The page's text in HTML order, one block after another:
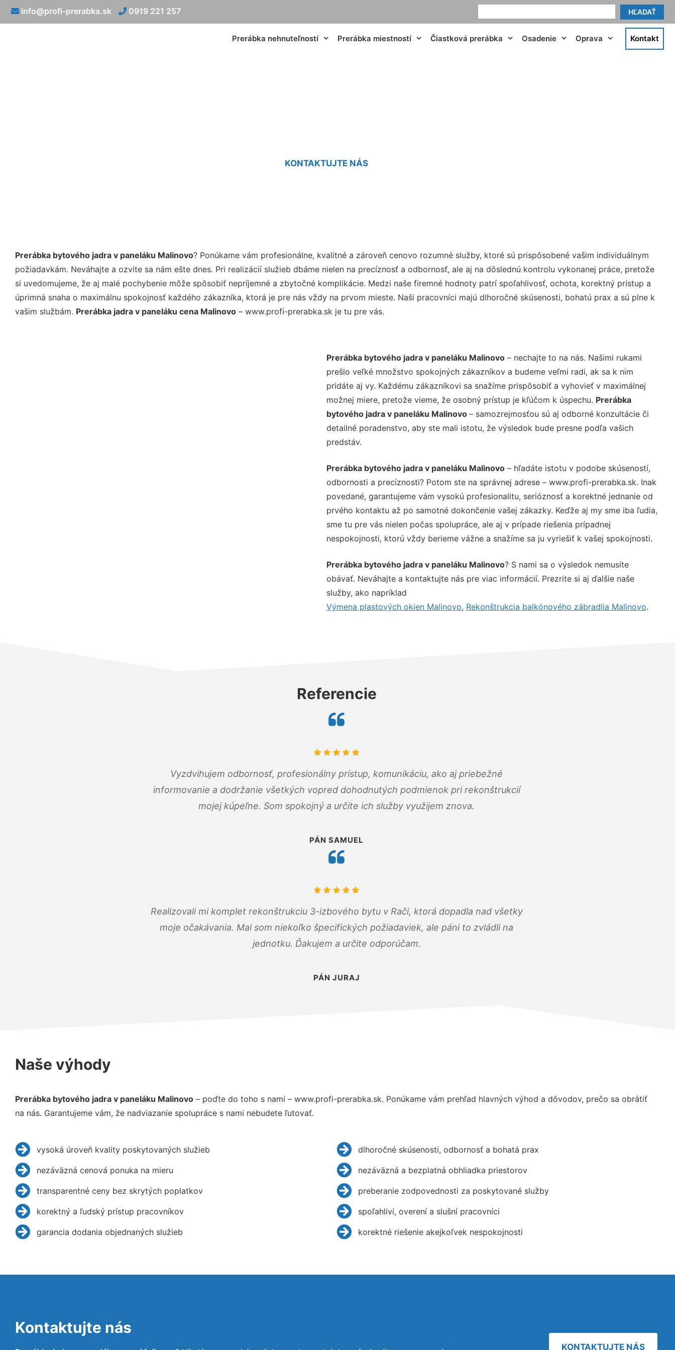
HĽADAŤ
info@profi-prerabka.sk 0919 221 257
Prerábka nehnuteľností Prerábka miestností Čiastková prerábka Osadenie Oprava Kontakt
KONTAKTUJTE NÁS
Prerábka bytového jadra v paneláku Malinovo? Ponúkame vám profesionálne, kvalitné a zároveň cenovo rozumné služby, ktoré sú prispôsobené vašim individuálnym
požiadavkám. Neváhajte a ozvite sa nám ešte dnes. Pri realizácií služieb dbáme nielen na precíznosť a odbornosť, ale aj na dôslednú kontrolu vykonanej práce, pretože
si uvedomujeme, že aj malé pochybenie môže spôsobiť nepríjemné a zbytočné komplikácie. Medzi naše firemné hodnoty patrí spoľahlivosť, ochota, korektný prístup a
úprimná snaha o maximálnu spokojnosť každého zákazníka, ktorá je pre nás vždy na prvom mieste. Naši pracovníci majú dlhoročné skúsenosti, bohatú prax a sú plne k
vašim službám. Prerábka jadra v paneláku cena Malinovo – www.profi-prerabka.sk je tu pre vás.
Prerábka bytového jadra v paneláku Malinovo– nechajte to na nás. Našimi rukami
prešlo veľké množstvo spokojných zákazníkov a budeme veľmi radi, ak sa k nim
pridáte aj vy. Každému zákazníkovi sa snažíme prispôsobiť a vyhovieť v maximálnej
možnej miere, pretože vieme, že osobný prístup je kľúčom k úspechu. Prerábka
bytového jadra v paneláku Malinovo – samozrejmosťou sú aj odborné konzultácie či
detailné poradenstvo, aby ste mali istotu, že výsledok bude presne podľa vašich
predstáv.
Prerábka bytového jadra v paneláku Malinovo– hľadáte istotu v podobe skúseností,
odbornosti a precíznosti? Potom ste na správnej adrese – www.profi-prerabka.sk. Inak
povedané, garantujeme vám vysokú profesionalitu, serióznosť a korektné jednanie od
prvého kontaktu až po samotné dokončenie vašej zákazky. Keďže aj my sme iba ľudia,
sme tu pre vás nielen počas spolupráce, ale aj v prípade riešenia prípadnej
nespokojnosti, ktorú vždy berieme vážne a snažíme sa ju vyriešiť k vašej spokojnosti.
Prerábka bytového jadra v paneláku Malinovo? S nami sa o výsledok nemusíte
obávať. Neváhajte a kontaktujte nás pre viac informácií. Prezrite si aj ďalšie naše
služby, ako napríklad
Výmena plastových okien Malinovo, Rekonštrukcia balkónového zábradlia Malinovo.
Referencie
Vyzdvihujem odbornosť, profesionálny prístup, komunikáciu, ako aj priebežné
informovanie a dodržanie všetkých vopred dohodnutých podmienok pri rekonštrukcií
mojej kúpeľne. Som spokojný a určite ich služby využijem znova.
PÁN SAMUEL
Realizovali mi komplet rekonštrukciu 3-izbového bytu v Rači, ktorá dopadla nad všetky
moje očakávania. Mal som niekoľko špecifických požiadaviek, ale páni to zvládli na
jednotku. Ďakujem a určite odporúčam.
PÁN JURAJ
Naše výhody
Prerábka bytového jadra v paneláku Malinovo – poďte do toho s nami – www.profi-prerabka.sk. Ponúkame vám prehľad hlavných výhod a dôvodov, prečo sa obrátiť
na nás. Garantujeme vám, že nadviazanie spolupráce s nami nebudete ľutovať.
vysoká úroveň kvality poskytovaných služieb
nezáväzná cenová ponuka na mieru
transparentné ceny bez skrytých poplatkov
korektný a ľudský prístup pracovníkov
garancia dodania objednaných služieb
dlhoročné skúsenosti, odbornosť a bohatá prax
nezáväzná a bezplatná obhliadka priestorov
preberanie zodpovednosti za poskytované služby
spoľahliví, overení a slušní pracovníci
korektné riešenie akejkoľvek nespokojnosti
Kontaktujte nás
KONTAKTUJTE NÁS